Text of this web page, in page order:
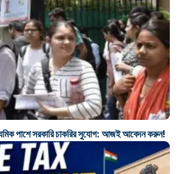
পাশে সরকারি চাকরির সুযোগ: আজই আবেদন করুন!